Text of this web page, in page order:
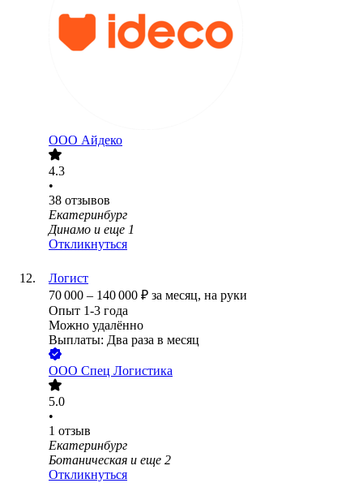
ООО Айдеко
4.3
•
38 отзывов
Екатеринбург
Динамо и еще 1
Откликнуться
Логист
70 000 – 140 000 ₽ за месяц, на руки
Опыт 1-3 года
Можно удалённо
Выплаты: Два раза в месяц
ООО Спец Логистика
5.0
•
1 отзыв
Екатеринбург
Ботаническая и еще 2
Откликнуться